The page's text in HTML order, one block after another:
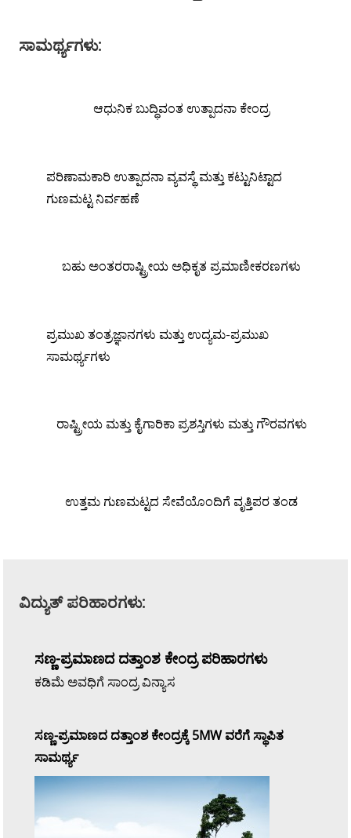
ಸಾಮರ್ಥ್ಯಗಳು:
ಆಧುನಿಕ ಬುದ್ಧಿವಂತ ಉತ್ಪಾದನಾ ಕೇಂದ್ರ
ಪರಿಣಾಮಕಾರಿ ಉತ್ಪಾದನಾ ವ್ಯವಸ್ಥೆ ಮತ್ತು ಕಟ್ಟುನಿಟ್ಟಾದ
ಗುಣಮಟ್ಟ ನಿರ್ವಹಣೆ
ಬಹು ಅಂತರರಾಷ್ಟ್ರೀಯ ಅಧಿಕೃತ ಪ್ರಮಾಣೀಕರಣಗಳು
ಪ್ರಮುಖ ತಂತ್ರಜ್ಞಾನಗಳು ಮತ್ತು ಉದ್ಯಮ-ಪ್ರಮುಖ
ಸಾಮರ್ಥ್ಯಗಳು
ರಾಷ್ಟ್ರೀಯ ಮತ್ತು ಕೈಗಾರಿಕಾ ಪ್ರಶಸ್ತಿಗಳು ಮತ್ತು ಗೌರವಗಳು
ಉತ್ತಮ ಗುಣಮಟ್ಟದ ಸೇವೆಯೊಂದಿಗೆ ವೃತ್ತಿಪರ ತಂಡ
ವಿದ್ಯುತ್ ಪರಿಹಾರಗಳು:
ಸಣ್ಣ-ಪ್ರಮಾಣದ ದತ್ತಾಂಶ ಕೇಂದ್ರ ಪರಿಹಾರಗಳು
ಕಡಿಮೆ ಅವಧಿಗೆ ಸಾಂದ್ರ ವಿನ್ಯಾಸ
ಸಣ್ಣ-ಪ್ರಮಾಣದ ದತ್ತಾಂಶ ಕೇಂದ್ರಕ್ಕೆ 5MW ವರೆಗೆ ಸ್ಥಾಪಿತ
ಸಾಮರ್ಥ್ಯ